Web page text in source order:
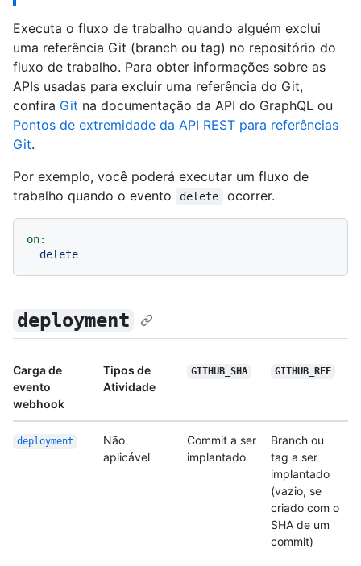
Executa o fluxo de trabalho quando alguém exclui
uma referência Git (branch ou tag) no repositório do
fluxo de trabalho. Para obter informações sobre as
APIs usadas para excluir uma referência do Git,
confira Git na documentação da API do GraphQL ou
Pontos de extremidade da API REST para referências
Git.
Por exemplo, você poderá executar um fluxo de
trabalho quando o evento
delete ocorrer.
on:
delete
deployment
Carga de
evento
webhook
Tipos de
Atividade
GITHUB_SHA GITHUB_REF
deployment
Não
aplicável
Commit a ser
implantado
Branch ou
tag a ser
implantado
(vazio, se
criado com o
SHA de um
commit)